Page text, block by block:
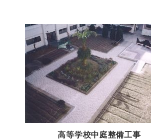
高等学校中庭整備工事